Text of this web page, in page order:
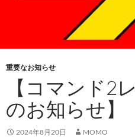
重要なお知らせ
【コマンド2
のお知らせ】
2024年8月20日 MOMO